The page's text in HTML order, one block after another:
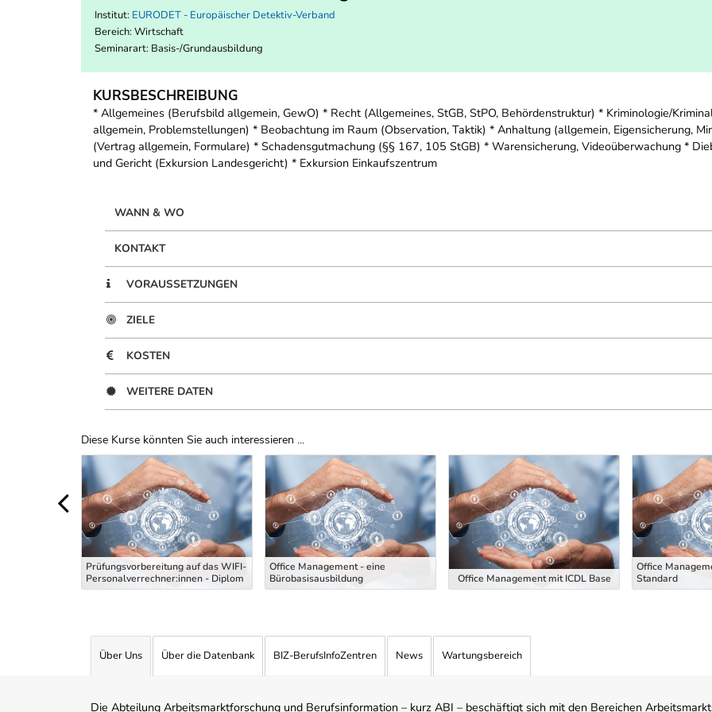
Institut: EURODET - Europäischer Detektiv-Verband
Bereich: Wirtschaft
Seminarart: Basis-/Grundausbildung
KURSBESCHREIBUNG
* Allgemeines (Berufsbild allgemein, GewO) * Recht (Allgemeines, StGB, StPO, Behördenstruktur) * Kriminologie/
allgemein, Problemstellungen) * Beobachtung im Raum (Observation, Taktik) * Anhaltung (allgemein, Eigensicherung,
(Vertrag allgemein, Formulare) * Schadensgutmachung (§§ 167, 105 StGB) * Warensicherung, Videoüberwachung *
und Gericht (Exkursion Landesgericht) * Exkursion Einkaufszentrum
WANN & WO
KONTAKT
VORAUSSETZUNGEN
ZIELE
KOSTEN
WEITERE DATEN
Diese Kurse könnten Sie auch interessieren ...
Uber Weiterbildungsvorschläge
Prüfungsvorbereitung auf das WIFI-
Personalverrechner:innen - Diplom
Office Management - eine
Bürobasisausbildung
Office Management mit ICDL Base
Office
Standard
Über Uns Über die Datenbank BIZ-BerufsInfoZentren News Wartungsbereich
Die Abteilung Arbeitsmarktforschung und Berufsinformation – kurz ABI – beschäftigt sich mit den Bereichen